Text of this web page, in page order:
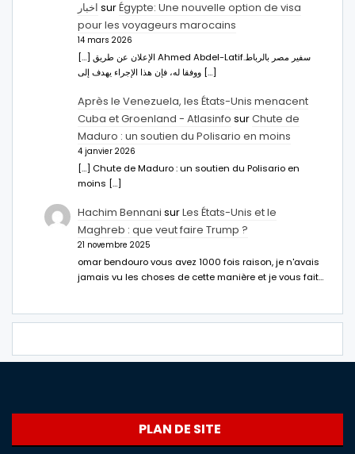
اخبار surÉgypte: Une nouvelle option de visa
pour les voyageurs marocains
14 mars 2026
[…] الإعلان عن طريق Ahmed Abdel-Latifسفير مصر بالرباط.
ووفقا له، فإن هذا الإجراء يهدف إلى […]
Après le Venezuela, les États-Unis menacent
Cuba et Groenland - Atlasinfo surChute de
Maduro : un soutien du Polisario en moins
4 janvier 2026
[…] Chute de Maduro : un soutien du Polisario en
moins […]
Hachim Bennani surLes États-Unis et le
Maghreb : que veut faire Trump ?
21 novembre 2025
omar bendouro vous avez 1000 fois raison, je n'avais
jamais vu les choses de cette manière et je vous fait…
PLAN DE SITE